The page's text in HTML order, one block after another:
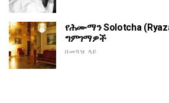
የሕሙማን Solotcha
ግምገማዎች
በመጓዝ ላይ